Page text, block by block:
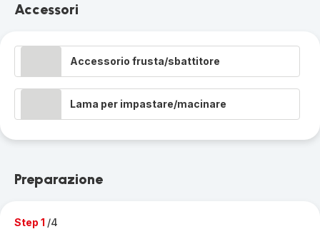
Accessori
Accessorio frusta/sbattitore
Lama per impastare/macinare
Preparazione
Step 1 /4